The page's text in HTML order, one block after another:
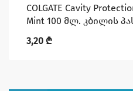
COLGATE Cavity
Mint 100 მლ. კბილის
3,20 ₾